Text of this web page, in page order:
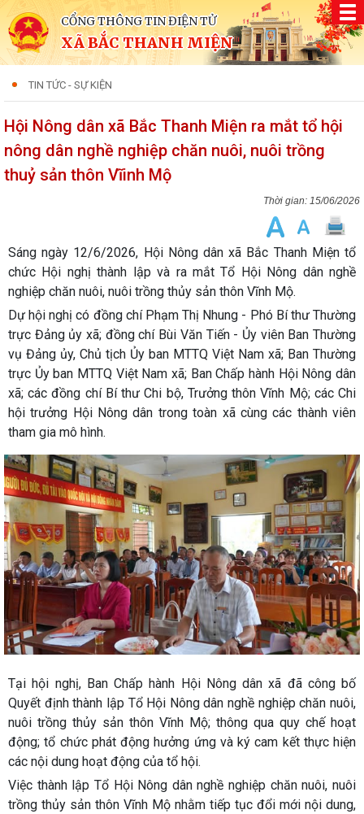
CỔNG THÔNG TIN ĐIỆN TỬ
XÃ BẮC THANH MIỆN
TIN TỨC - SỰ KIỆN
Hội Nông dân xã Bắc Thanh Miện ra mắt tổ hội
nông dân nghề nghiệp chăn nuôi, nuôi trồng
thuỷ sản thôn Vĩinh Mộ
15/06/2026
Sáng ngày 12/6/2026, Hội Nông dân xã Bắc Thanh Miện tổ
chức Hội nghị thành lập và ra mắt Tổ Hội Nông dân nghề
nghiệp chăn nuôi, nuôi trồng thủy sản thôn Vĩnh Mộ.
Dự hội nghị có đồng chí Phạm Thị Nhung - Phó Bí thư Thường
trực Đảng ủy xã; đồng chí Bùi Văn Tiến - Ủy viên Ban Thường
vụ Đảng ủy, Chủ tịch Ủy ban MTTQ Việt Nam xã; Ban Thường
trực Ủy ban MTTQ Việt Nam xã; Ban Chấp hành Hội Nông dân
xã; các đồng chí Bí thư Chi bộ, Trưởng thôn Vĩnh Mộ; các Chi
hội trưởng Hội Nông dân trong toàn xã cùng các thành viên
tham gia mô hình.
Tại hội nghị, Ban Chấp hành Hội Nông dân xã đã công bố
Quyết định thành lập Tổ Hội Nông dân nghề nghiệp chăn nuôi,
nuôi trồng thủy sản thôn Vĩnh Mộ; thông qua quy chế hoạt
động; tổ chức phát động hưởng ứng và ký cam kết thực hiện
các nội dung hoạt động của tổ hội.
Việc thành lập Tổ Hội Nông dân nghề nghiệp chăn nuôi, nuôi
trồng thủy sản thôn Vĩnh Mộ nhằm tiếp tục đổi mới nội dung,